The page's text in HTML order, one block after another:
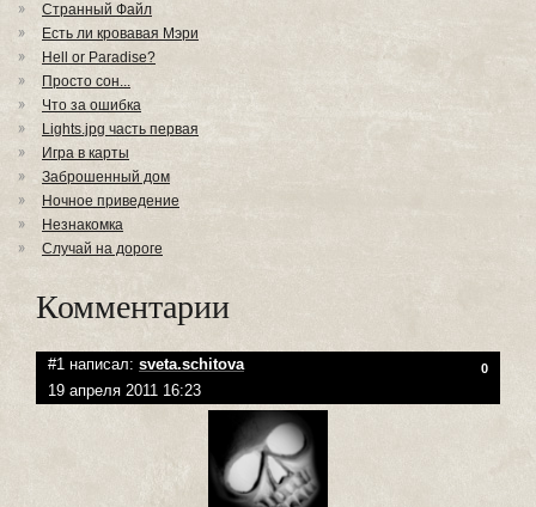
Странный Файл
Есть ли кровавая Мэри
Hell or Paradise?
Просто сон...
Что за ошибка
Lights.jpg часть первая
Игра в карты
Заброшенный дом
Ночное приведение
Незнакомка
Случай на дороге
Комментарии
#1 написал: sveta.schitova 0
19 апреля 2011 16:23